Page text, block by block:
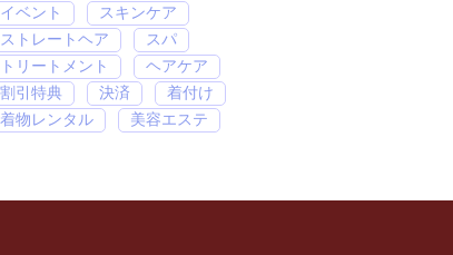
イベント
スキンケア
ストレートヘア
スパ
トリートメント
ヘアケア
割引特典
決済
着付け
着物レンタル
美容エステ